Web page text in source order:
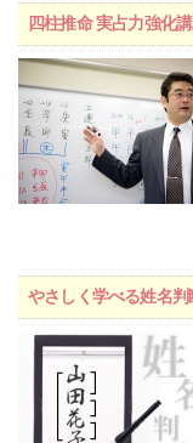
四柱推命 実占力強化
やさしく学べる姓名判